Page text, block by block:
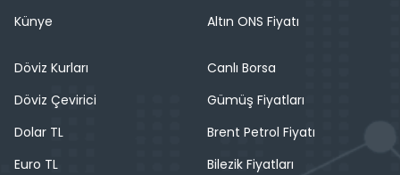
Künye
Altın ONS Fiyatı
Döviz Kurları
Döviz Çevirici
Dolar TL
Euro TL
Canlı Borsa
Gümüş Fiyatları
Brent Petrol Fiyatı
Bilezik Fiyatları